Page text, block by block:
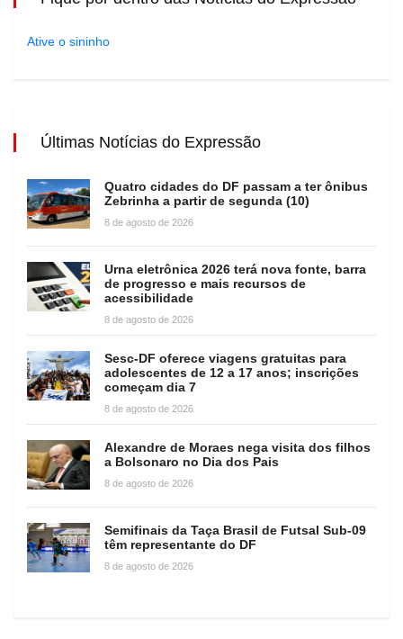
Ative o sininho
Últimas Notícias do Expressão
Quatro cidades do DF passam a ter ônibus
Zebrinha a partir de segunda (10)
8 de agosto de 2026
Urna eletrônica 2026 terá nova fonte, barra
de progresso e mais recursos de
acessibilidade
8 de agosto de 2026
Sesc-DF oferece viagens gratuitas para
adolescentes de 12 a 17 anos; inscrições
começam dia 7
8 de agosto de 2026
Alexandre de Moraes nega visita dos filhos
a Bolsonaro no Dia dos Pais
8 de agosto de 2026
Semifinais da Taça Brasil de Futsal Sub-09
têm representante do DF
8 de agosto de 2026